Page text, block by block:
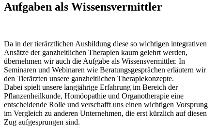
Aufgaben als Wissensvermittler
Da in der tierärztlichen Ausbildung diese so wichtigen integrativen
Ansätze der ganzheitlichen Therapien kaum gelehrt werden,
übernehmen wir auch die Aufgabe als Wissensvermittler. In
Seminaren und Webinaren wie Beratungsgesprächen erläutern wir
den Tierärzten unsere ganzheitlichen Therapiekonzepte.
Dabei spielt unsere langjährige Erfahrung im Bereich der
Pflanzenheilkunde, Homöopathie und Organotherapie eine
entscheidende Rolle und verschafft uns einen wichtigen Vorsprung
im Vergleich zu anderen Unternehmen, die erst kürzlich auf diesen
Zug aufgesprungen sind.